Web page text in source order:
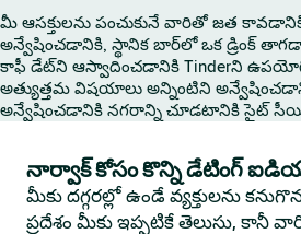
మీ ఆసక్తులను పంచుకునే వారితో జత
అన్వేషించడానికి, స్థానిక బార్‌లో ఒక డ్రింక్
కాఫీ డేట్‌ని ఆస్వాదించడానికి Tinderని
అత్యుత్తమ విషయాలు అన్నింటిని
అన్వేషించడానికి నగరాన్ని చూడటానికి సైట్
నార్వాక్ కోసం కొన్ని డేటింగ్
మీకు దగ్గరల్లో ఉండే వ్యక్తులను
ప్రదేశం మీకు ఇప్పటికే తెలుసు, కానీ